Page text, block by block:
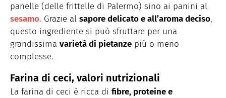
panelle (delle frittelle di Palermo) sino ai panini al
sesamo. Grazie al sapore delicato e all’aroma deciso,
questo ingrediente si può sfruttare per una
grandissima varietà di pietanze più o meno
complesse.
Farina di ceci, valori nutrizionali
La farina di ceci è ricca di fibre, proteine e